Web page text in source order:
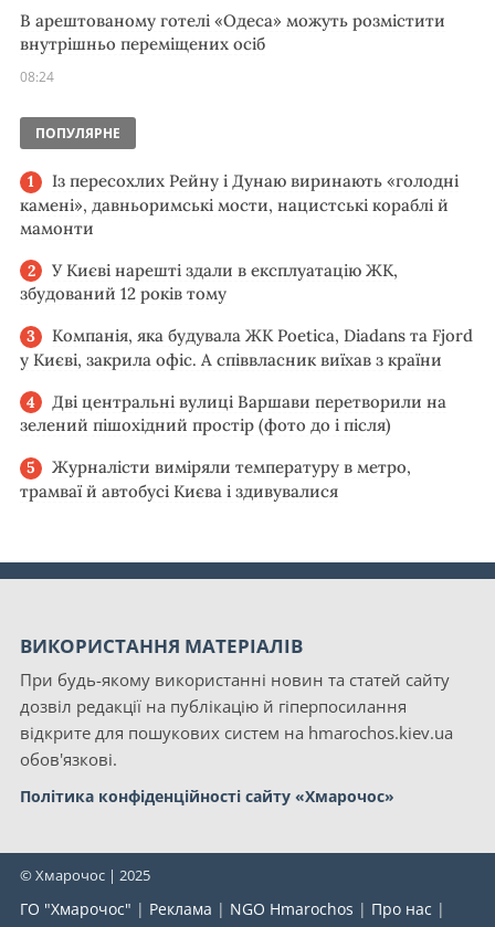
В арештованому готелі «Одеса» можуть розмістити
внутрішньо переміщених осіб
08:24
ПОПУЛЯРНЕ
Із пересохлих Рейну і Дунаю виринають «голодні
камені», давньоримські мости, нацистські кораблі й
мамонти
У Києві нарешті здали в експлуатацію ЖК,
збудований 12 років тому
Компанія, яка будувала ЖК Poetica, Diadans та Fjord
у Києві, закрила офіс. А співвласник виїхав з країни
Дві центральні вулиці Варшави перетворили на
зелений пішохідний простір (фото до і після)
Журналісти виміряли температуру в метро,
трамваї й автобусі Києва і здивувалися
ВИКОРИСТАННЯ МАТЕРІАЛІВ
При будь-якому використанні новин та статей сайту
дозвіл редакції на публікацію й гіперпосилання
відкрите для пошукових систем на hmarochos.kiev.ua
обов'язкові.
Політика конфіденційності сайту «Хмарочос»
© Хмарочос | 2025
ГО "Хмарочос" | Реклама | NGO Hmarochos | Про нас |